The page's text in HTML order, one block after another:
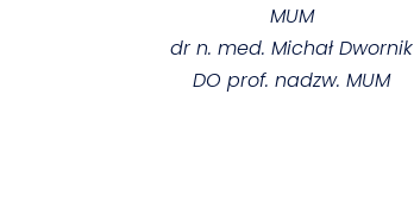
MUM
dr n. med. Michał Dwornik
DO prof. nadzw. MUM